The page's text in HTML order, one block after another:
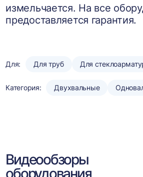
измельчается. На все
предоставляется гарантия.
Для: Для труб Для
Категория: Двухвальные
Видеообзоры
оборудования